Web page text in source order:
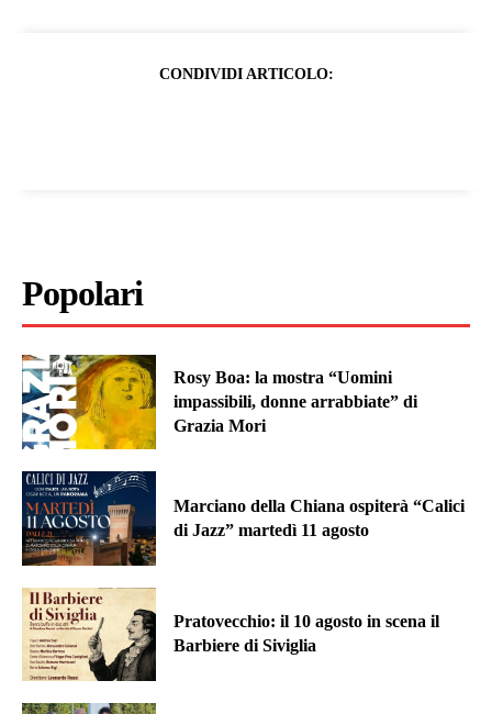
CONDIVIDI ARTICOLO:
Popolari
Rosy Boa: la mostra “Uomini
impassibili, donne arrabbiate” di
Grazia Mori
Marciano della Chiana ospiterà “Calici
di Jazz” martedì 11 agosto
Pratovecchio: il 10 agosto in scena il
Barbiere di Siviglia